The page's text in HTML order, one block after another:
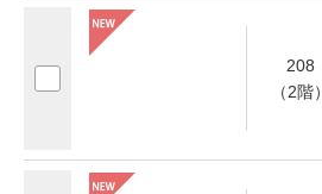
208
（2階）